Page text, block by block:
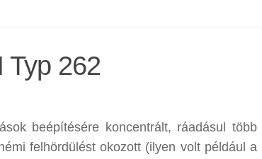
Typ 262
beépítésére koncentrált, ráadásul több
felhördülést okozott (ilyen volt például a